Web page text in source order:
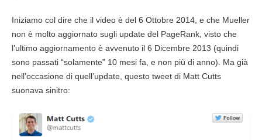
Iniziamo col dire che il video è del 6 Ottobre 2014, e che Mueller
non è molto aggiornato sugli update del PageRank, visto che
l’ultimo aggiornamento è avvenuto il 6 Dicembre 2013 (quindi
sono passati “solamente” 10 mesi fa, e non più di anno). Ma già
nell’occasione di quell’update, questo tweet di Matt Cutts
suonava sinitro: